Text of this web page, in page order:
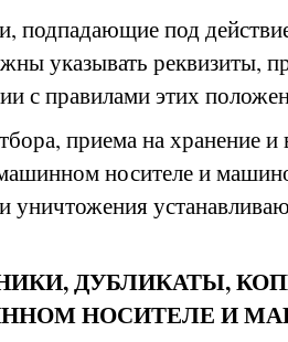
подпадающие под
указывать реквизиты,
с правилами этих
приема на хранение
носителе и
уничтожения
ДУБЛИКАТЫ,
НОСИТЕЛЕ И